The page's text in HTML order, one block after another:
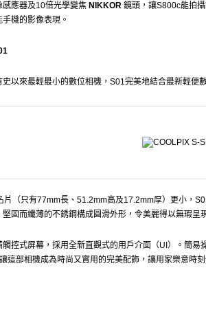
應器及10倍光學變焦 NIKKOR 鏡頭，讓S800c能拍
機的影像表現。
史以來最輕最小的數位相機，S01完美地結合最新輕便
片（只有77mm長、51.2mm高及17.2mm厚）更小，
固而纖薄的不銹鋼構成圓滑外形，令美麗得以無瑕呈
控式屏幕，採用全新直觀式的用戶介面（UI）。簡易
這部相機成為時尚又實用的完美配飾，讓用家樂意時